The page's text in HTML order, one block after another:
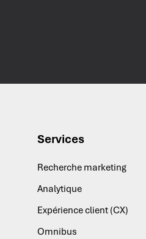
Services
Recherche marketing
Analytique
Expérience client (CX)
Omnibus